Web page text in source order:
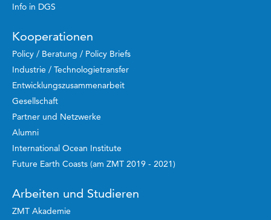
Info in DGS
Kooperationen
Policy / Beratung / Policy Briefs
Industrie / Technologietransfer
Entwicklungszusammenarbeit
Gesellschaft
Partner und Netzwerke
Alumni
International Ocean Institute
Future Earth Coasts (am ZMT 2019 - 2021)
Arbeiten und Studieren
ZMT Akademie